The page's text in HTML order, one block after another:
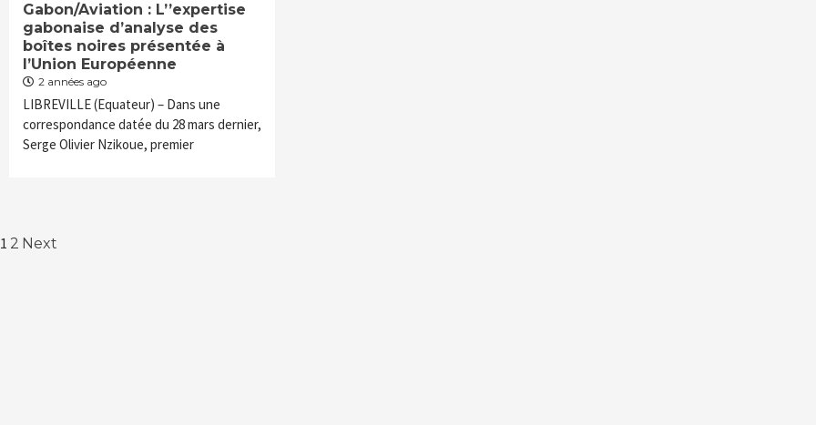
Gabon/Aviation : L’’expertise
gabonaise d’analyse des
boîtes noires présentée à
l’Union Européenne
2 années ago
LIBREVILLE (Equateur) – Dans une
correspondance datée du 28 mars dernier,
Serge Olivier Nzikoue, premier
Navigation
1 2 Next